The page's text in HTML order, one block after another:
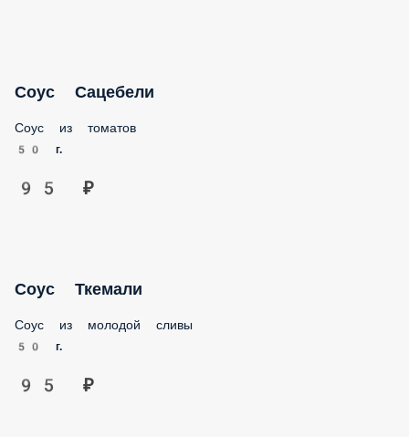
Соус Сацебели
Соус из томатов
50 г.
95 ₽
Соус Ткемали
Соус из молодой сливы
50 г.
95 ₽